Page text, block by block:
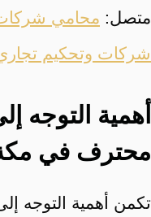
متصل: محامي
شركات وتحكيم
أهمية التوجه
محترف في
تكمن أهمية التوجه